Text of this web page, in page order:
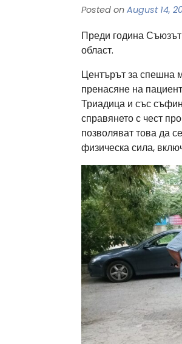
Posted onAugust 14,
Преди година
област.
Центърът за спешна
пренасяне на
Триадица и със
справянето с чест
позволяват това да
физическа сила,